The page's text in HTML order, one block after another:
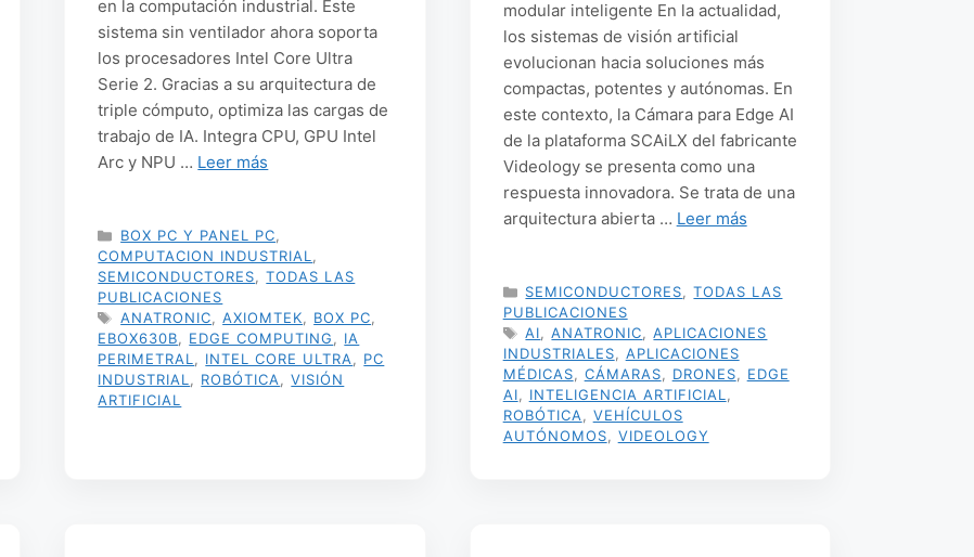
en la computación industrial. Este
sistema sin ventilador ahora soporta
los procesadores Intel Core Ultra
Serie 2. Gracias a su arquitectura de
triple cómputo, optimiza las cargas de
trabajo de IA. Integra CPU, GPU Intel
Arc y NPU … Leer más
CATEGORÍAS
BOX PC Y PANEL PC
COMPUTACION INDUSTRIAL
SEMICONDUCTORES ,TODAS LAS
PUBLICACIONES
ETIQUETAS
ANATRONIC ,AXIOMTEK BOX PC
EBOX630B
EDGE COMPUTING
IA
PERIMETRAL
INTEL CORE ULTRA
PC
INDUSTRIAL
ROBÓTICA ,VISIÓN
ARTIFICIAL
modular inteligente En la actualidad,
los sistemas de visión artificial
evolucionan hacia soluciones más
compactas, potentes y autónomas. En
este contexto, la Cámara para Edge AI
de la plataforma SCAiLX del fabricante
Videology se presenta como una
respuesta innovadora. Se trata de una
arquitectura abierta … Leer más
CATEGORÍAS
SEMICONDUCTORES ,TODAS LAS
PUBLICACIONES
ETIQUETAS
AI ,ANATRONIC ,APLICACIONES
INDUSTRIALES
APLICACIONES
MÉDICAS
CÁMARAS DRONES
EDGE
AI
INTELIGENCIA ARTIFICIAL
ROBÓTICA
VEHÍCULOS
AUTÓNOMOS
VIDEOLOGY